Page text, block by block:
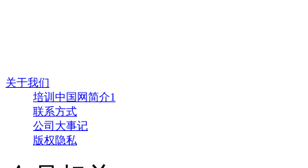
关于我们
培训中国网简介1
联系方式
公司大事记
版权隐私